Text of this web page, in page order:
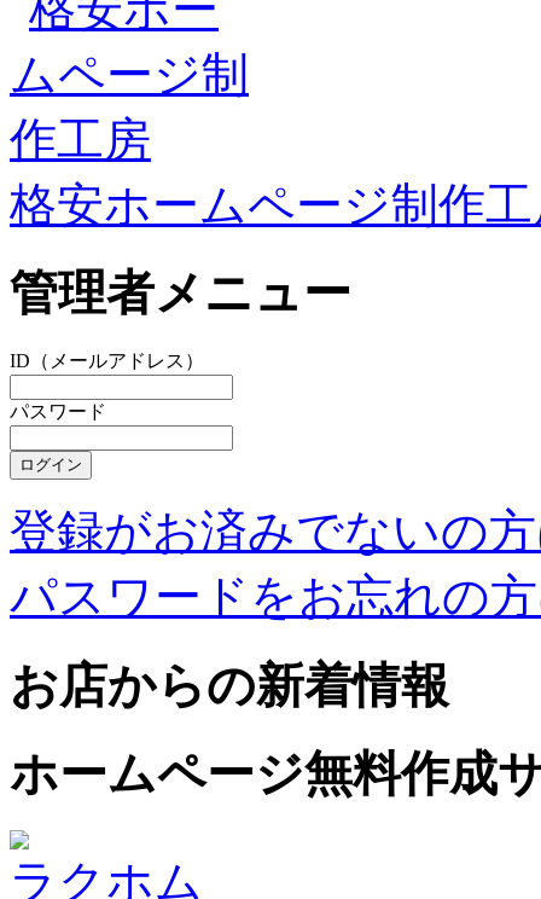
格安ホームページ制作
管理者メニュー
ID（メールアドレス）
パスワード
登録がお済みでないの
パスワードをお忘れの
お店からの新着情報
ホームページ無料作成
ラクホム